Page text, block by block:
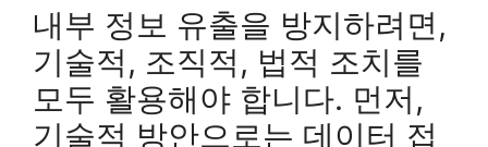
내부 정보 유출을 방지하려면,
기술적, 조직적, 법적 조치를
모두 활용해야 합니다. 먼저,
기술적 방안으로는 데이터 접